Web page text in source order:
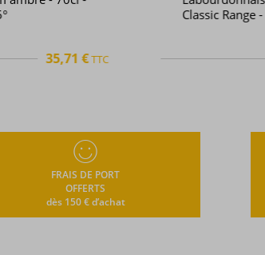
Classic Range - Gold - 70cl - 40°
+
TTC
FRAIS DE PORT
OFFERTS
dès 150 € d’achat